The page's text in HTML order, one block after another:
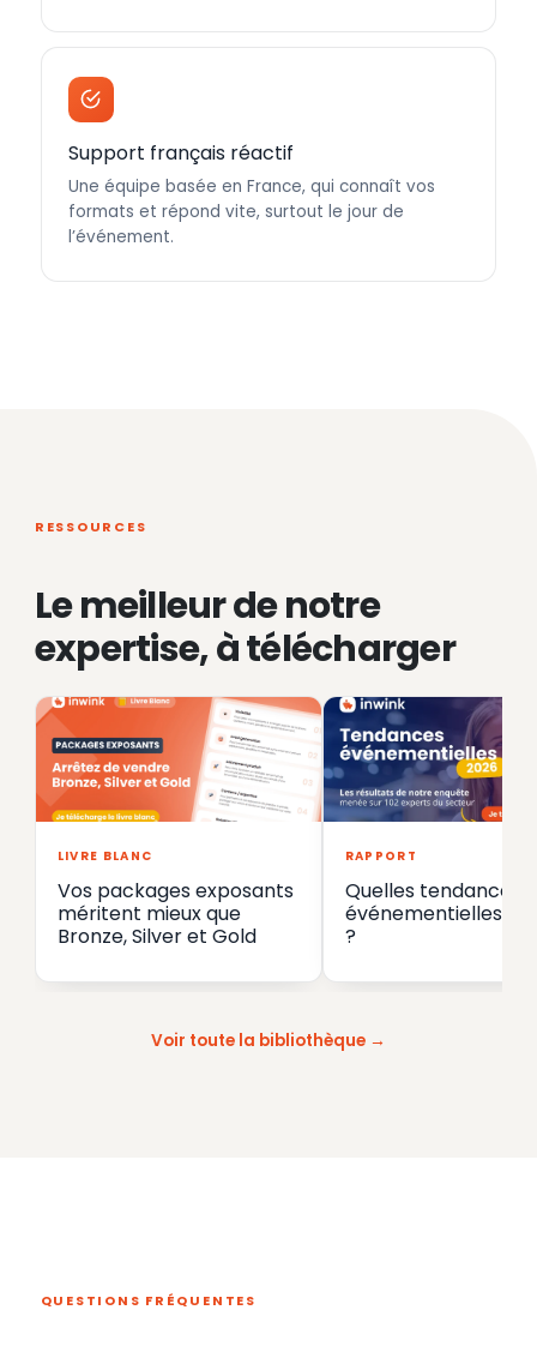
Support français réactif
Une équipe basée en France, qui connaît vos
formats et répond vite, surtout le jour de
l’événement.
RESSOURCES
Le meilleur de notre
expertise, à télécharger
LIVRE BLANC
Vos packages exposants
méritent mieux que
Bronze, Silver et Gold
RAPPORT
Quelles tendances
événementielles en
?
Voir toute la bibliothèque
QUESTIONS FRÉQUENTES